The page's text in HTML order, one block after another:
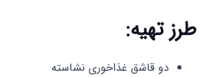
طرز تهیه:
دو قاشق غذاخوری نشاسته